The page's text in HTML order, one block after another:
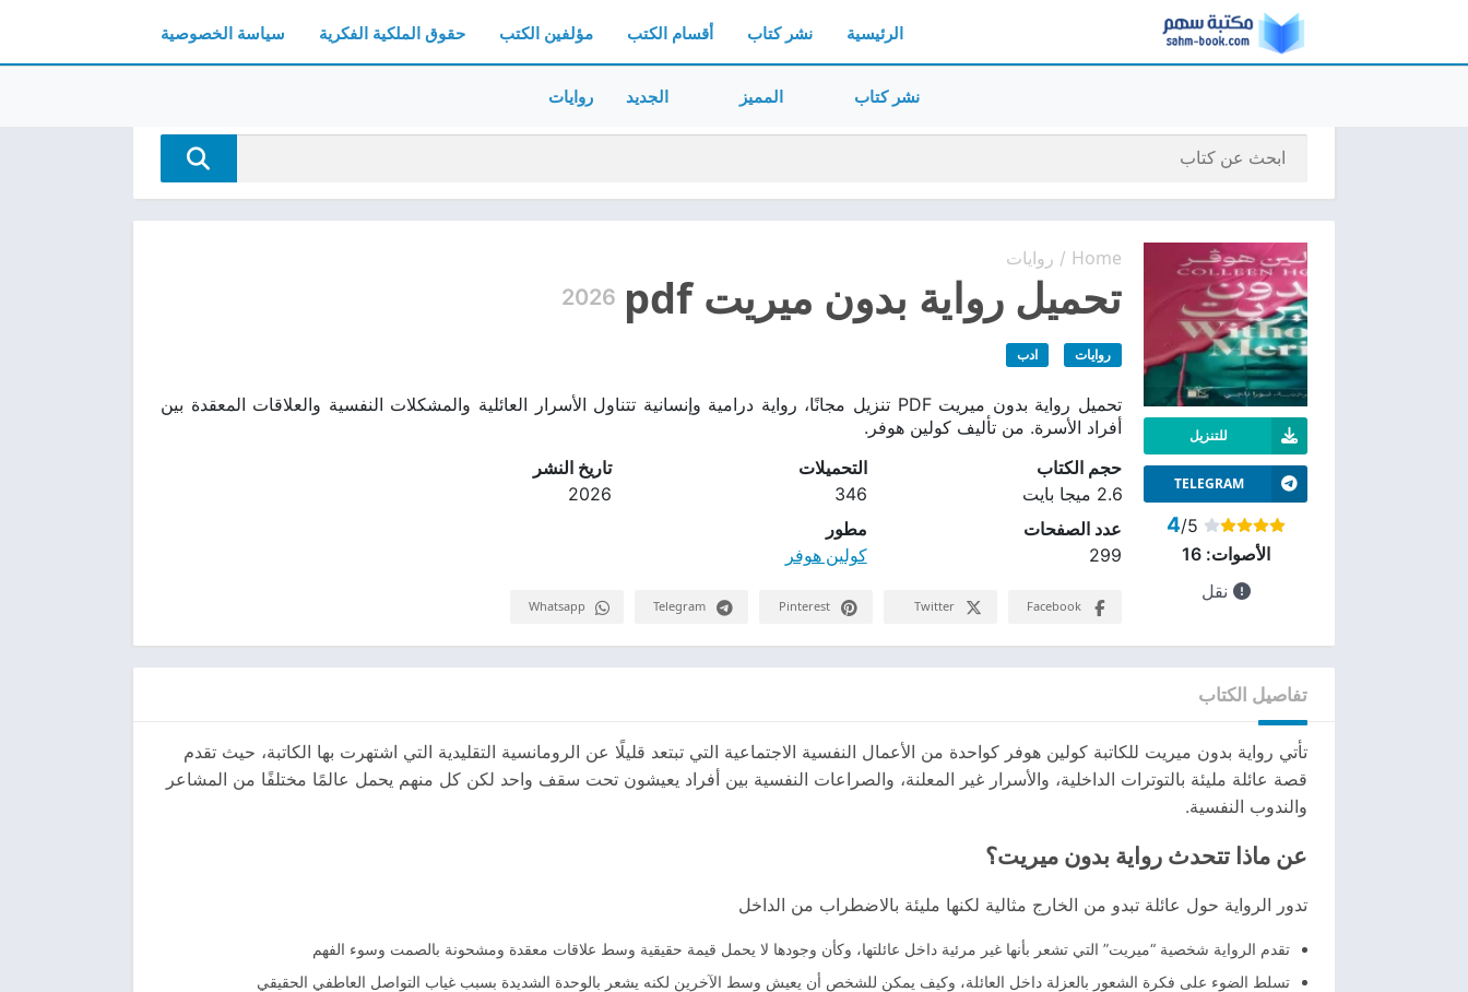
الرئيسية نشر كتاب أقسام الكتب مؤلفين الكتب حقوق الملكية الفكرية سياسة الخصوصية
نشر كتاب المميز الجديد روايات
Home
/ روايات
تحميل رواية بدون ميريت pdf 2026
روايات ادب
تحميل رواية بدون ميريت PDF تنزيل مجانًا، رواية درامية وإنسانية تتناول الأسرار العائلية والمشكلات النفسية والعلاقات المعقدة بين
أفراد الأسرة. من تأليف كولين هوفر.
للتنزيل
TELEGRAM
4/5
الأصوات:16
نقل
حجم الكتاب
2.6 ميجا بايت
التحميلات
346
تاريخ النشر
2026
عدد الصفحات
299
مطور
كولين هوفر
Facebook
Twitter
Pinterest
Telegram
Whatsapp
تفاصيل الكتاب
تأتي رواية بدون ميريت للكاتبة كولين هوفر كواحدة من الأعمال النفسية الاجتماعية التي تبتعد قليلًا عن الرومانسية التقليدية التي اشتهرت بها الكاتبة، حيث تقدم
قصة عائلة مليئة بالتوترات الداخلية، والأسرار غير المعلنة، والصراعات النفسية بين أفراد يعيشون تحت سقف واحد لكن كل منهم يحمل عالمًا مختلفًا من المشاعر
والندوب النفسية.
عن ماذا تتحدث رواية بدون ميريت؟
تدور الرواية حول عائلة تبدو من الخارج مثالية لكنها مليئة بالاضطراب من الداخل
تقدم الرواية شخصية “ميريت” التي تشعر بأنها غير مرئية داخل عائلتها، وكأن وجودها لا يحمل قيمة حقيقية وسط علاقات معقدة ومشحونة بالصمت وسوء الفهم
تسلط الضوء على فكرة الشعور بالعزلة داخل العائلة، وكيف يمكن للشخص أن يعيش وسط الآخرين لكنه يشعر بالوحدة الشديدة بسبب غياب التواصل العاطفي الحقيقي